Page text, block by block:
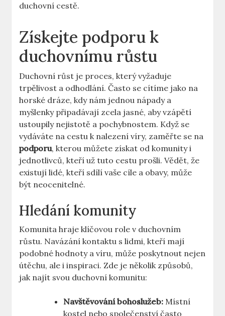
duchovní cestě.
Získejte podporu k
duchovnímu růstu
Duchovní růst je proces, který vyžaduje
trpělivost a odhodlání. Často se cítíme jako na
horské dráze, kdy nám jednou nápady a
myšlenky připadávají zcela jasné, aby vzápětí
ustoupily nejistotě a pochybnostem. Když se
vydáváte na cestu k nalezení víry, zaměřte se na
podporu, kterou můžete získat od komunity i
jednotlivců, kteří už tuto cestu prošli. Vědět, že
existují lidé, kteří sdílí vaše cíle a obavy, může
být neocenitelné.
Hledání komunity
Komunita hraje klíčovou role v duchovním
růstu. Navázání kontaktu s lidmi, kteří mají
podobné hodnoty a víru, může poskytnout nejen
útěchu, ale i inspiraci. Zde je několik způsobů,
jak najít svou duchovní komunitu:
Navštěvování bohoslužeb: Místní
kostel nebo společenství často